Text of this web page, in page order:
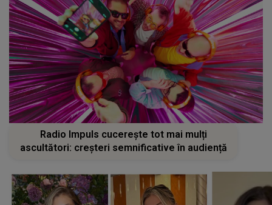
Radio Impuls cucerește tot mai mulți
ascultători: creșteri semnificative în audiență